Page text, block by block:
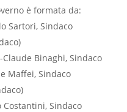
è formata da:
Sartori, Sindaco
Binaghi, Sindaco
Maffei, Sindaco
Costantini, Sindaco